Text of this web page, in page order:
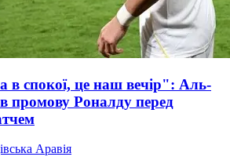
в спокої, це наш вечір": Аль-
промову Роналду перед
Аравія